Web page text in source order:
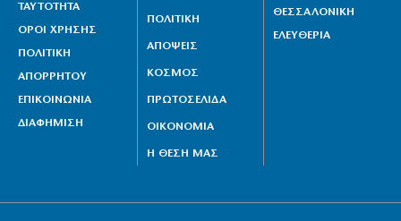
ΤΑΥΤΟΤΗΤΑ
ΟΡΟΙ ΧΡΗΣΗΣ
ΠΟΛΙΤΙΚΗ
ΑΠΟΡΡΗΤΟΥ
ΕΠΙΚΟΙΝΩΝΙΑ
ΔΙΑΦΗΜΙΣΗ
ΠΟΛΙΤΙΚΗ
ΑΠΟΨΕΙΣ
ΚΟΣΜΟΣ
ΠΡΩΤΟΣΕΛΙΔΑ
ΟΙΚΟΝΟΜΙΑ
Η ΘΕΣΗ ΜΑΣ
ΘΕΣΣΑΛΟΝΙΚΗ
ΕΛΕΥΘΕΡΙΑ